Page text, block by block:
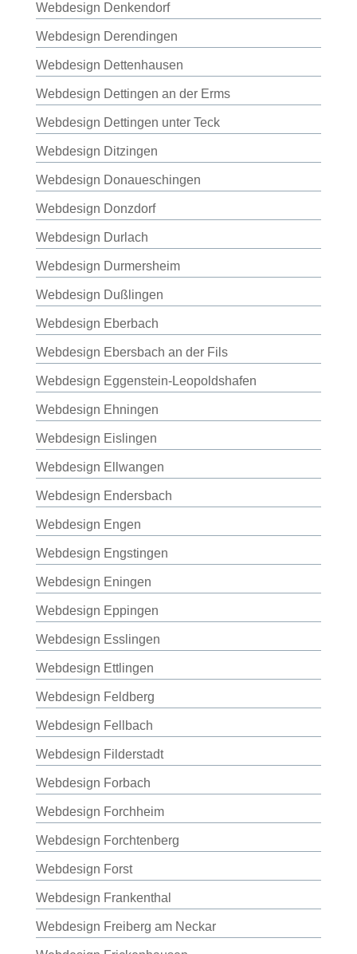
Webdesign Denkendorf
Webdesign Derendingen
Webdesign Dettenhausen
Webdesign Dettingen an der Erms
Webdesign Dettingen unter Teck
Webdesign Ditzingen
Webdesign Donaueschingen
Webdesign Donzdorf
Webdesign Durlach
Webdesign Durmersheim
Webdesign Dußlingen
Webdesign Eberbach
Webdesign Ebersbach an der Fils
Webdesign Eggenstein-Leopoldshafen
Webdesign Ehningen
Webdesign Eislingen
Webdesign Ellwangen
Webdesign Endersbach
Webdesign Engen
Webdesign Engstingen
Webdesign Eningen
Webdesign Eppingen
Webdesign Esslingen
Webdesign Ettlingen
Webdesign Feldberg
Webdesign Fellbach
Webdesign Filderstadt
Webdesign Forbach
Webdesign Forchheim
Webdesign Forchtenberg
Webdesign Forst
Webdesign Frankenthal
Webdesign Freiberg am Neckar